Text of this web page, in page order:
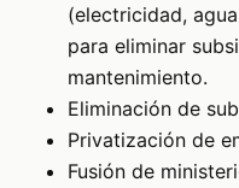
(electricidad,
para eliminar
mantenimiento.
Eliminación de
Privatización de
Fusión de